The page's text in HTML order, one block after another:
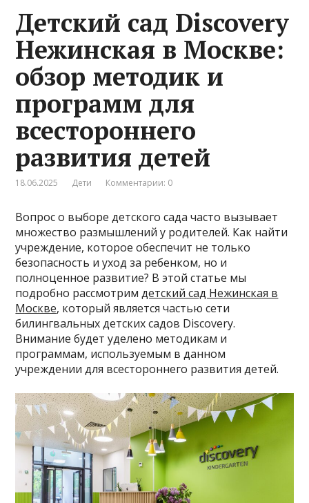
Детский сад Discovery
Нежинская в Москве:
обзор методик и
программ для
всестороннего
развития детей
18.06.2025 Дети Комментарии: 0
Вопрос о выборе детского сада часто вызывает
множество размышлений у родителей. Как найти
учреждение, которое обеспечит не только
безопасность и уход за ребенком, но и
полноценное развитие? В этой статье мы
подробно рассмотримдетский сад Нежинская в
Москве, который является частью сети
билингвальных детских садов Discovery.
Внимание будет уделено методикам и
программам, используемым в данном
учреждении для всестороннего развития детей.